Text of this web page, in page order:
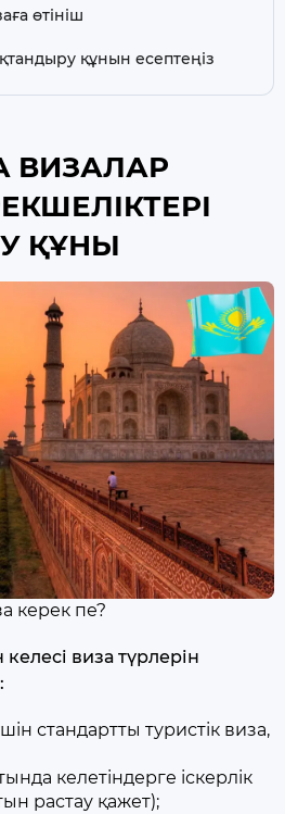
өтініш
құнын есептеңіз
ВИЗАЛАР
ҚҰНЫ
керек пе?
виза түрлерін
стандартты туристік виза,
келетіндерге іскерлік
растау қажет);